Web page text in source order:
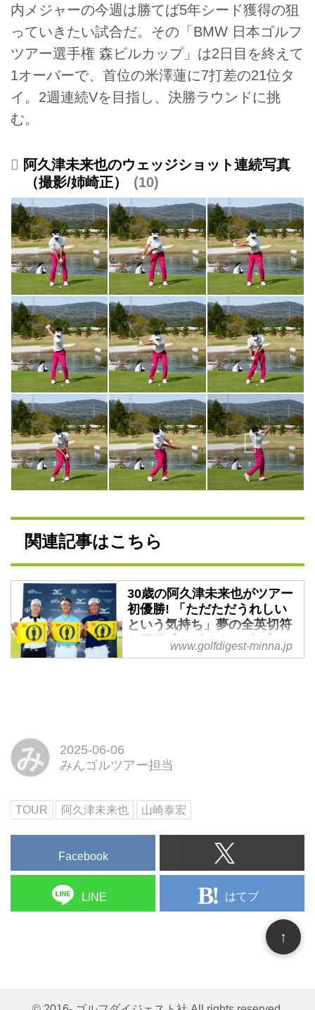
内メジャーの今週は勝てば5年シード獲得の狙
っていきたい試合だ。その「BMW 日本ゴルフ
ツアー選手権 森ビルカップ」は2日目を終えて
1オーバーで、首位の米澤蓮に7打差の21位タ
イ。2週連続Vを目指し、決勝ラウンドに挑
む。
阿久津未来也のウェッジショット連続写真
（撮影/姉崎正）
10
関連記事はこちら
30歳の阿久津未来也がツアー
初優勝! 「ただただうれしい
という気持ち」夢の全英切符
を獲得【ミズノオープン】 -
みんなのゴルフダイジェスト
歳、阿久津未来也が4バーディ、3
ボギーの1アンダー71で回り、2
ーの圧勝でツアー初優勝を果たし
た。今大会の上位3人に与えられ
る全英オープン（17日開幕、ロイ
ヤルポートラッシュゴルフクラ
ブ）出場資格は阿久津と通算9ア
ンダーで2位に並んだ宋永漢、河
本力がつかんだ。
www.golfdigest-minna.jp
み
2025-06-06
みんゴルツアー担当
TOUR 阿久津未来也 山崎泰宏
Facebook
LINE はてブ
↑